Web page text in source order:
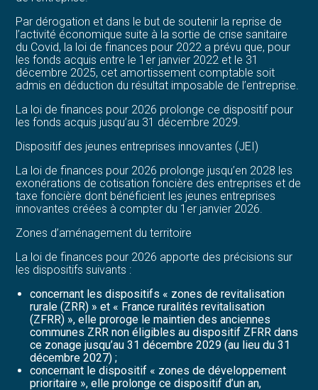
Par dérogation et dans le but de soutenir la reprise de
l’activité économique suite à la sortie de crise sanitaire
du Covid, la loi de finances pour 2022 a prévu que, pour
les fonds acquis entre le 1er janvier 2022 et le 31
décembre 2025, cet amortissement comptable soit
admis en déduction du résultat imposable de l’entreprise.
La loi de finances pour 2026 prolonge ce dispositif pour
les fonds acquis jusqu’au 31 décembre 2029.
Dispositif des jeunes entreprises innovantes (JEI)
La loi de finances pour 2026 prolonge jusqu’en 2028 les
exonérations de cotisation foncière des entreprises et de
taxe foncière dont bénéficient les jeunes entreprises
innovantes créées à compter du 1er janvier 2026.
Zones d’aménagement du territoire
La loi de finances pour 2026 apporte des précisions sur
les dispositifs suivants :
concernant les dispositifs « zones de revitalisation
rurale (ZRR) » et « France ruralités revitalisation
(ZFRR) », elle proroge le maintien des anciennes
communes ZRR non éligibles au dispositif ZFRR dans
ce zonage jusqu’au 31 décembre 2029 (au lieu du 31
décembre 2027) ;
concernant le dispositif « zones de développement
prioritaire », elle prolonge ce dispositif d’un an,